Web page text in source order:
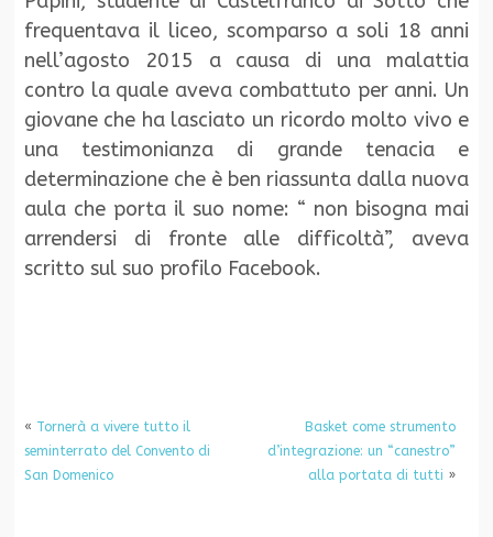
frequentava il liceo, scomparso a soli 18 anni
nell’agosto 2015 a causa di una malattia
contro la quale aveva combattuto per anni. Un
giovane che ha lasciato un ricordo molto vivo e
una testimonianza di grande tenacia e
determinazione che è ben riassunta dalla nuova
aula che porta il suo nome: “ non bisogna mai
arrendersi di fronte alle difficoltà”, aveva
scritto sul suo profilo Facebook.
« Tornerà a vivere tutto il
seminterrato del Convento di
San Domenico
Basket come strumento
d’integrazione: un “canestro”
alla portata di tutti »